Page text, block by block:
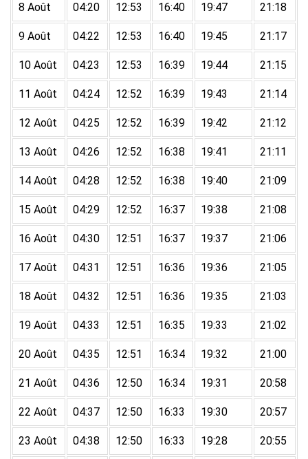
8 Août 04:20 12:53 16:40 19:47 21:18
9 Août 04:22 12:53 16:40 19:45 21:17
10 Août 04:23 12:53 16:39 19:44 21:15
11 Août 04:24 12:52 16:39 19:43 21:14
12 Août 04:25 12:52 16:39 19:42 21:12
13 Août 04:26 12:52 16:38 19:41 21:11
14 Août 04:28 12:52 16:38 19:40 21:09
15 Août 04:29 12:52 16:37 19:38 21:08
16 Août 04:30 12:51 16:37 19:37 21:06
17 Août 04:31 12:51 16:36 19:36 21:05
18 Août 04:32 12:51 16:36 19:35 21:03
19 Août 04:33 12:51 16:35 19:33 21:02
20 Août 04:35 12:51 16:34 19:32 21:00
21 Août 04:36 12:50 16:34 19:31 20:58
22 Août 04:37 12:50 16:33 19:30 20:57
23 Août 04:38 12:50 16:33 19:28 20:55